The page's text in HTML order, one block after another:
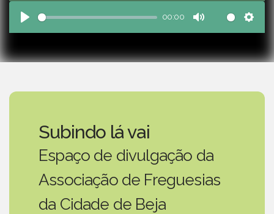
Play
00:00
Mute
Subindo lá vai
Espaço de divulgação da
Associação de Freguesias
da Cidade de Beja